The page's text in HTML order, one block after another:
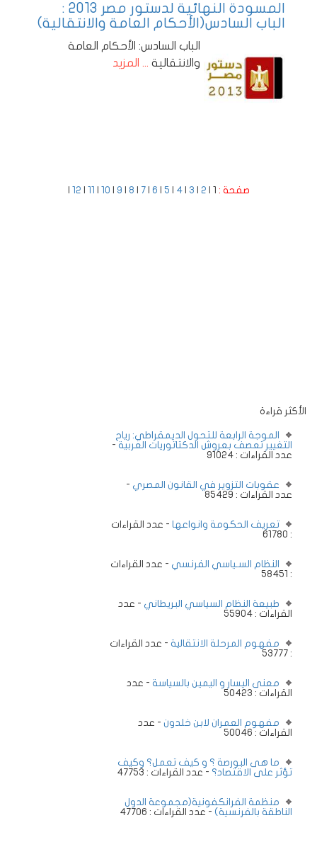
المسودة النهائية لدستور مصر 2013 :
الباب السادس(الأحكام العامة والانتقالية)
الباب السادس: الأحكام العامة
والانتقالية ... المزيد
صفحة : 2
3
|
4
5
6
|
7
8
9
10
11
12
الأكثر قراءة
الموجة الرابعة للتحول الديمقراطي: رياح
التغيير تعصف بعروش الدكتاتوريات العربية -
عدد القراءات : 91024
عقوبات التزوير في القانون المصري -
عدد القراءات : 85429
تعريف الحكومة وانواعها - عدد القراءات
: 61780
النظام السـياسي الفرنسي - عدد القراءات
: 58451
طبيعة النظام السياسي البريطاني - عدد
القراءات : 55904
مفهوم المرحلة الانتقالية - عدد القراءات
: 53777
معنى اليسار و اليمين بالسياسة - عدد
القراءات : 50423
مفهوم العمران لابن خلدون - عدد
القراءات : 50046
ما هى البورصة ؟ و كيف تعمل؟ وكيف
تؤثر على الاقتصاد؟ - عدد القراءات : 47753
منظمة الفرانكفونية(مجموعة الدول
الناطقة بالفرنسية) - عدد القراءات : 47706